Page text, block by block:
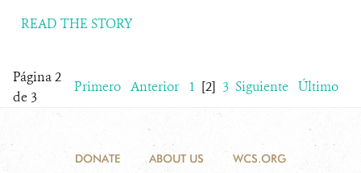
READ THE STORY
Página 2
de 3
Primero Anterior 1 [2] 3 Siguiente Último
DONATE ABOUT US WCS.ORG